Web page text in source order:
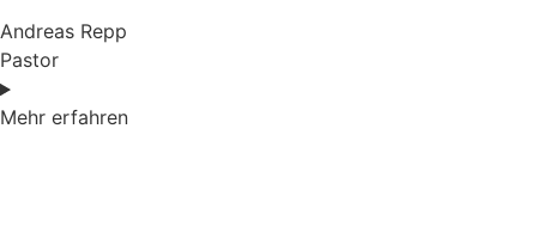
Andreas Repp
Pastor
Mehr erfahren